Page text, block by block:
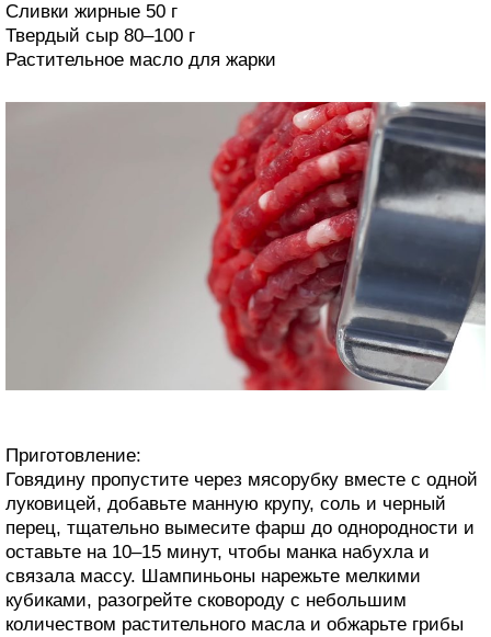
Сливки жирные 50 г
Твердый сыр 80–100 г
Растительное масло для жарки
Приготовление:
Говядину пропустите через мясорубку вместе с одной
луковицей, добавьте манную крупу, соль и черный
перец, тщательно вымесите фарш до однородности и
оставьте на 10–15 минут, чтобы манка набухла и
связала массу. Шампиньоны нарежьте мелкими
кубиками, разогрейте сковороду с небольшим
количеством растительного масла и обжарьте грибы